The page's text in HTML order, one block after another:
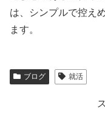
は、シンプルで控え
ます。
ブログ 就活